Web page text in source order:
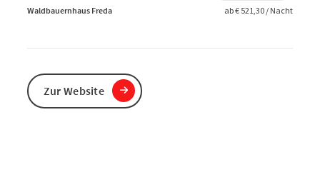
Waldbauernhaus Freda ab € 521,30 / Nacht
Zur Website